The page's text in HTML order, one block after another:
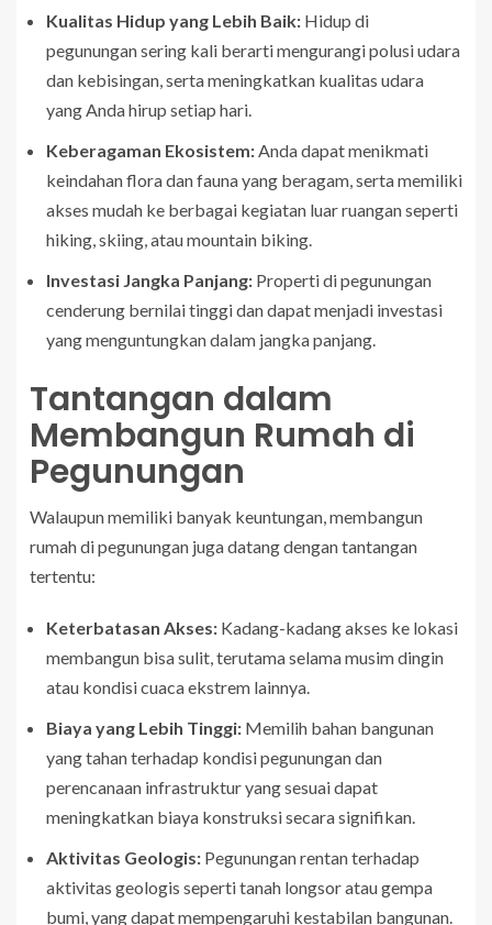
Kualitas Hidup yang Lebih Baik: Hidup di
pegunungan sering kali berarti mengurangi polusi udara
dan kebisingan, serta meningkatkan kualitas udara
yang Anda hirup setiap hari.
Keberagaman Ekosistem:Anda dapat menikmati
keindahan flora dan fauna yang beragam, serta memiliki
akses mudah ke berbagai kegiatan luar ruangan seperti
hiking, skiing, atau mountain biking.
Investasi Jangka Panjang: Properti di pegunungan
cenderung bernilai tinggi dan dapat menjadi investasi
yang menguntungkan dalam jangka panjang.
Tantangan dalam
Membangun Rumah di
Pegunungan
Walaupun memiliki banyak keuntungan, membangun
rumah di pegunungan juga datang dengan tantangan
tertentu:
Keterbatasan Akses: Kadang-kadang akses ke lokasi
membangun bisa sulit, terutama selama musim dingin
atau kondisi cuaca ekstrem lainnya.
Biaya yang Lebih Tinggi: Memilih bahan bangunan
yang tahan terhadap kondisi pegunungan dan
perencanaan infrastruktur yang sesuai dapat
meningkatkan biaya konstruksi secara signifikan.
Aktivitas Geologis: Pegunungan rentan terhadap
aktivitas geologis seperti tanah longsor atau gempa
bumi, yang dapat mempengaruhi kestabilan bangunan.